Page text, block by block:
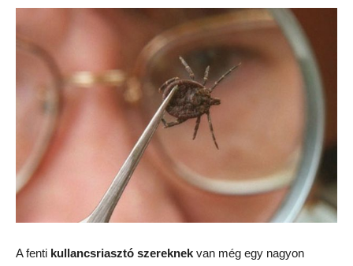
A fenti kullancsriasztó szereknek van még egy nagyon